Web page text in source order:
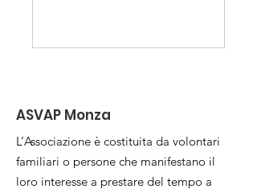
ASVAP Monza
L’Associazione è costituita da volontari
familiari o persone che manifestano il
loro interesse a prestare del tempo a